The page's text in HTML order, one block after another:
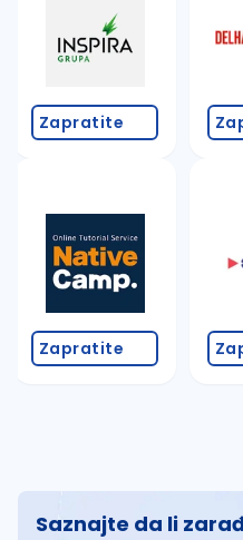
Zapratite
Zapratite
Saznajte da li